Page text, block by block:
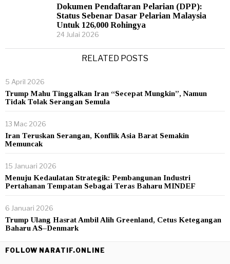
Dokumen Pendaftaran Pelarian (DPP):
Status Sebenar Dasar Pelarian Malaysia
Untuk 126,000 Rohingya
24 Julai 2026
RELATED POSTS
5 April 2026
Trump Mahu Tinggalkan Iran “Secepat Mungkin”, Namun
Tidak Tolak Serangan Semula
13 Mac 2026
Iran Teruskan Serangan, Konflik Asia Barat Semakin
Memuncak
15 Januari 2026
Menuju Kedaulatan Strategik: Pembangunan Industri
Pertahanan Tempatan Sebagai Teras Baharu MINDEF
6 Januari 2026
Trump Ulang Hasrat Ambil Alih Greenland, Cetus Ketegangan
Baharu AS–Denmark
FOLLOW NARATIF.ONLINE